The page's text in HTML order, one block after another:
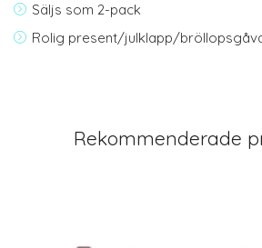
Säljs som 2-pack
Rolig present/julklapp/
Rekommenderade